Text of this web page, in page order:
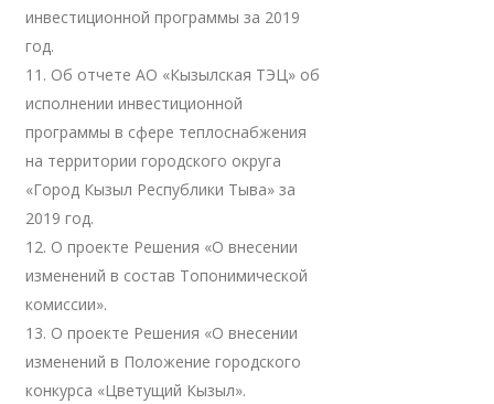
инвестиционной программы за 2019
год.
11. Об отчете АО «Кызылская ТЭЦ» об
исполнении инвестиционной
программы в сфере теплоснабжения
на территории городского округа
«Город Кызыл Республики Тыва» за
2019 год.
12. О проекте Решения «О внесении
изменений в состав Топонимической
комиссии».
13. О проекте Решения «О внесении
изменений в Положение городского
конкурса «Цветущий Кызыл».